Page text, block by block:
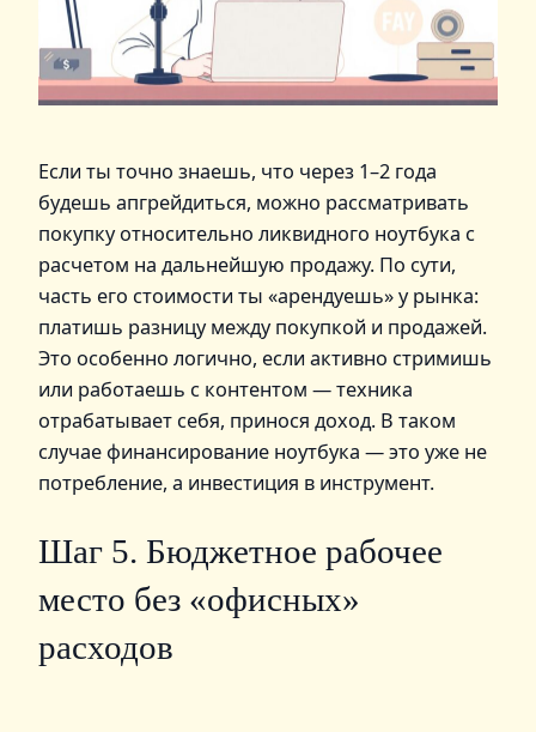
Если ты точно знаешь, что через 1–2 года
будешь апгрейдиться, можно рассматривать
покупку относительно ликвидного ноутбука с
расчетом на дальнейшую продажу. По сути,
часть его стоимости ты «арендуешь» у рынка:
платишь разницу между покупкой и продажей.
Это особенно логично, если активно стримишь
или работаешь с контентом — техника
отрабатывает себя, принося доход. В таком
случае финансирование ноутбука — это уже не
потребление, а инвестиция в инструмент.
Шаг 5. Бюджетное рабочее
место без «офисных»
расходов